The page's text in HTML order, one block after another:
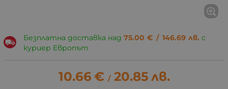
Безплатна доставка над 75.00 € / 146.69 лв. с
куриер Европът
10.66 € / 20.85 лв.